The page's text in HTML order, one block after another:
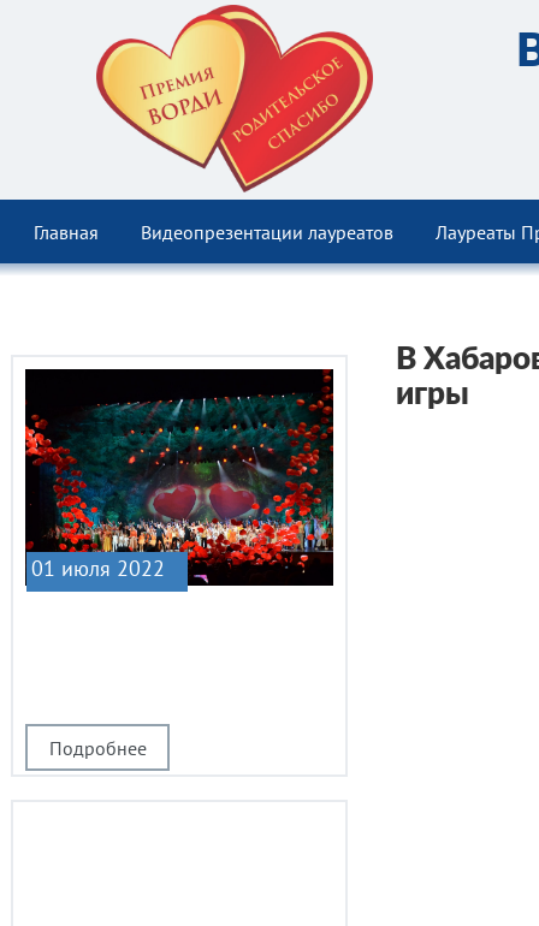
Главная Видеопрезентации лауреатов Лауреаты
В
игры
Подробнее
01 июля 2022